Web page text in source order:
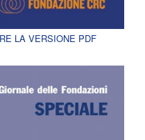
LA VERSIONE PDF